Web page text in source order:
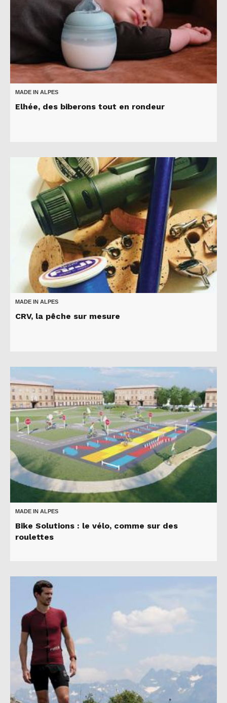
MADE IN ALPES
Elhée, des biberons tout en rondeur
MADE IN ALPES
CRV, la pêche sur mesure
MADE IN ALPES
Bike Solutions : le vélo, comme sur des
roulettes